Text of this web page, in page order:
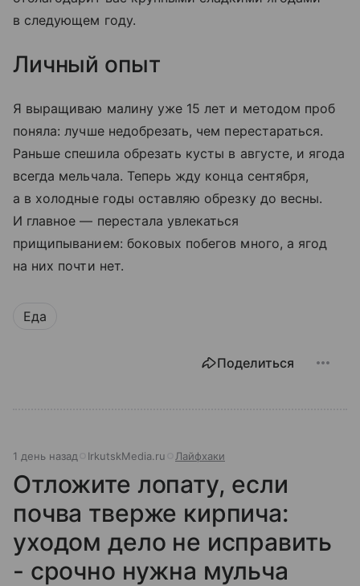
в следующем году.
Личный опыт
Я выращиваю малину уже 15 лет и методом проб
поняла: лучше недобрезать, чем перестараться.
Раньше спешила обрезать кусты в августе, и ягода
всегда мельчала. Теперь жду конца сентября,
а в холодные годы оставляю обрезку до весны.
И главное — перестала увлекаться
прищипыванием: боковых побегов много, а ягод
на них почти нет.
Еда
Поделиться
1 день назад IrkutskMedia.ru Лайфхаки
Отложите лопату, если
почва тверже кирпича:
уходом дело не исправить
- срочно нужна мульча